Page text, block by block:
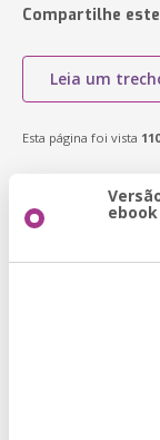
Compartilhe
Leia um
Esta página foi vista
ebook